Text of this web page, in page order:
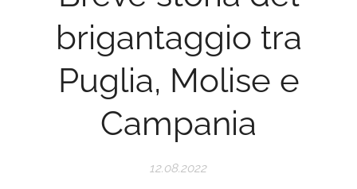
brigantaggio tra
Puglia, Molise e
Campania
12.08.2022